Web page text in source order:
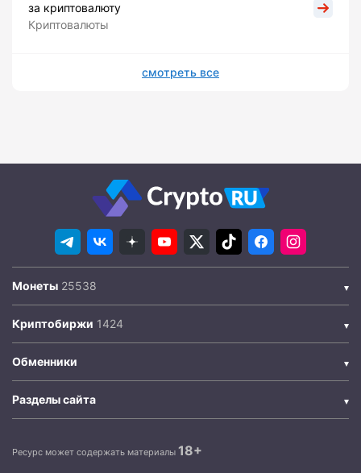
за криптовалюту
Криптовалюты
смотреть все
Монеты
Криптобиржи
Обменники
Разделы сайта
Ресурс может содержать материалы 18+